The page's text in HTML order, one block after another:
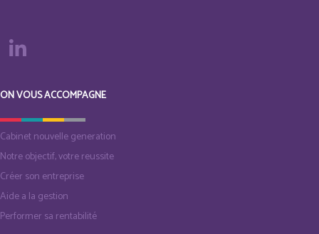
ON VOUS ACCOMPAGNE
Cabinet nouvelle generation
Notre objectif, votre reussite
Créer son entreprise
Aide a la gestion
Performer sa rentabilité